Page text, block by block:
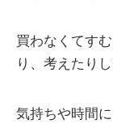
買わなくてす
り、考えたり
気持ちや時間